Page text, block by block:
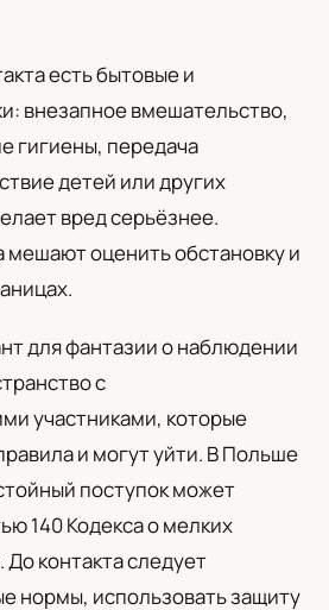
есть бытовые и
внезапное вмешательство,
гигиены, передача
детей или других
вред серьёзнее.
мешают оценить обстановку и
для фантазии о наблюдении
с
участниками, которые
и могут уйти. В Польше
поступок может
140 Кодекса о мелких
контакта следует
нормы, использовать защиту